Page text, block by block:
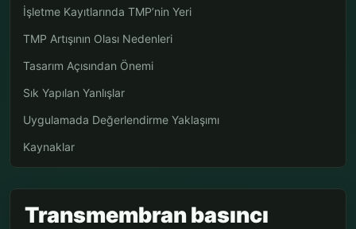
İşletme Kayıtlarında TMP’nin Yeri
TMP Artışının Olası Nedenleri
Tasarım Açısından Önemi
Sık Yapılan Yanlışlar
Uygulamada Değerlendirme Yaklaşımı
Kaynaklar
Transmembran basıncı